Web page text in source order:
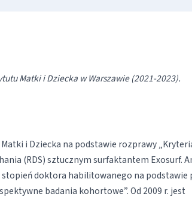
Matki i Dziecka w Warszawie (2021-2023).
i Dziecka na podstawie rozprawy
(RDS) sztucznym surfaktantem Exosurf.
stopień doktora habilitowanego na podstawie
badania kohortowe”. Od 2009 r. jest